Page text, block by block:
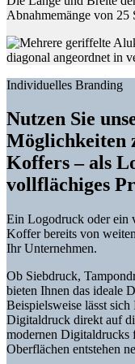
Abnahmemänge von 25
Individuelles Branding
Nutzen Sie
Möglichkeiten
Koffers – als
vollflächiges
Ein Logodruck oder ein
Koffer bereits von
Ihr Unternehmen.
Ob Siebdruck,
bieten Ihnen das ideale
Beispielsweise lässt
Digitaldruck direkt auf
modernen Digitaldrucks
Oberflächen entstehen